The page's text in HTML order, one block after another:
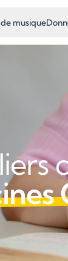
musique